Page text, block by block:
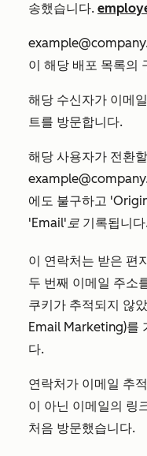
송했습니다.
이 해당 배포 목록의
해당 수신자가 이메
트를 방문합니다.
해당 사용자가 전환
에도 불구하고
'Email'로 기록됩니
이 연락처는 받은 편
두 번째 이메일 주소
쿠키가 추적되지 않
Email Marketing)를
다.
연락처가 이메일 추
이 아닌 이메일의 링
처음 방문했습니다.